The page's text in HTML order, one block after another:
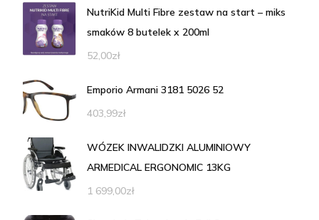
NutriKid Multi Fibre zestaw na start – miks
smaków 8 butelek x 200ml
52,00zł
Emporio Armani 3181 5026 52
403,99zł
WÓZEK INWALIDZKI ALUMINIOWY
ARMEDICAL ERGONOMIC 13KG
1 699,00zł